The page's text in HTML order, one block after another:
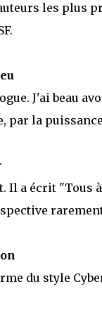
les plus
J'ai beau
par la
Il a écrit "Tous
du style